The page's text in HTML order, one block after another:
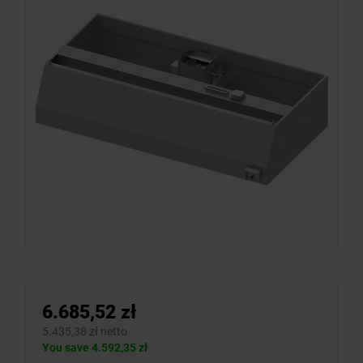
6.685,52 zł
5.435,38 zł netto
You save 4.592,35 zł